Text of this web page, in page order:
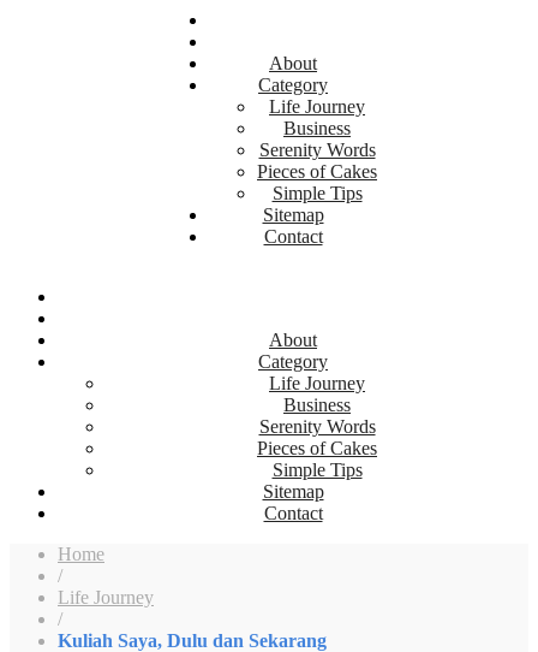
About
Category
Life Journey
Business
Serenity Words
Pieces of Cakes
Simple Tips
Sitemap
Contact
About
Category
Life Journey
Business
Serenity Words
Pieces of Cakes
Simple Tips
Sitemap
Contact
Home
/
Life Journey
/
Kuliah Saya, Dulu dan Sekarang